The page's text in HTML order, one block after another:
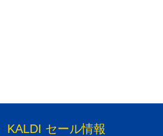
KALDI セール情報